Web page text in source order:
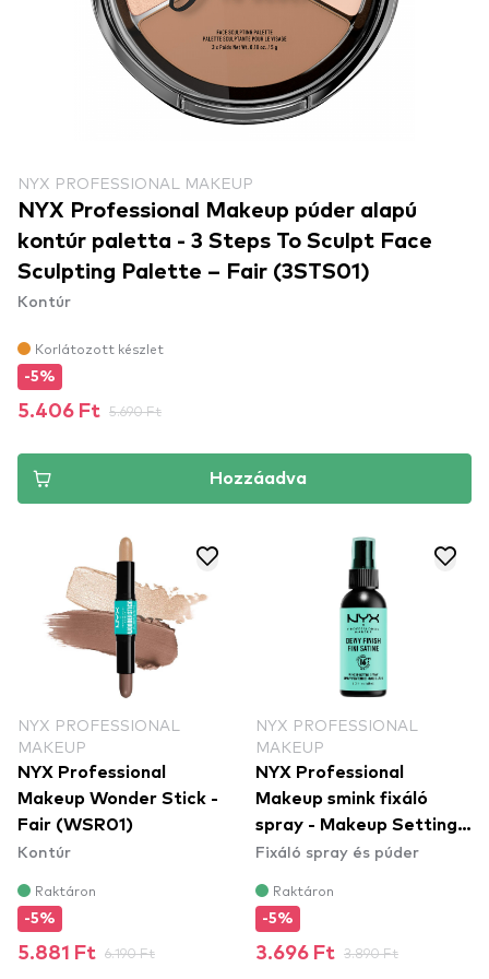
NYX PROFESSIONAL MAKEUP
NYX Professional Makeup púder alapú
kontúr paletta - 3 Steps To Sculpt Face
Sculpting Palette – Fair (3STS01)
Kontúr
Korlátozott készlet
-5%
5.406 Ft 5.690 Ft
Hozzáadva
NYX PROFESSIONAL
MAKEUP
NYX Professional
Makeup Wonder Stick -
Fair (WSR01)
Kontúr
Raktáron
-5%
5.881 Ft 6.190 Ft
NYX PROFESSIONAL
MAKEUP
NYX Professional
Makeup smink fixáló
spray - Makeup Setting
Spray – Dewy Finish
Fixáló spray és púder
Raktáron
-5%
3.696 Ft 3.890 Ft